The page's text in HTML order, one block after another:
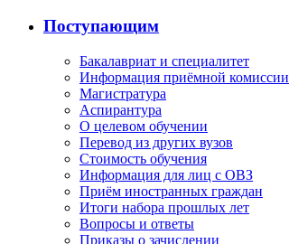
Поступающим
Бакалавриат и специалитет
Информация приёмной комиссии
Магистратура
Аспирантура
О целевом обучении
Перевод из других вузов
Стоимость обучения
Информация для лиц с ОВЗ
Приём иностранных граждан
Итоги набора прошлых лет
Вопросы и ответы
Приказы о зачислении